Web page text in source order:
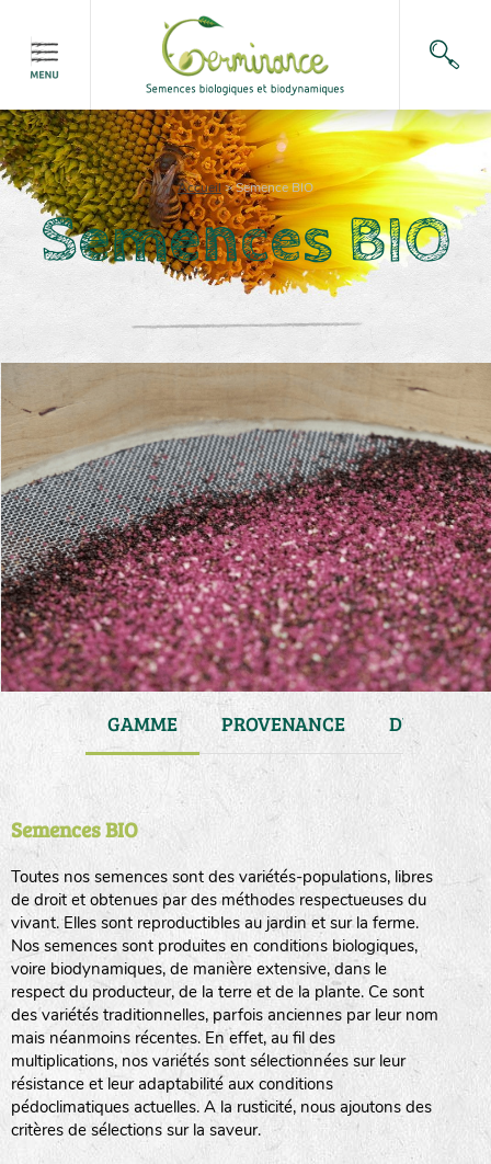
Accueil>Semence BIO
Semences BIO
GAMME PROVENANCE DURÉE DE
Semences BIO
Toutes nos semences sont des variétés-populations, libres
de droit et obtenues par des méthodes respectueuses du
vivant. Elles sont reproductibles au jardin et sur la ferme.
Nos semences sont produites en conditions biologiques,
voire biodynamiques, de manière extensive, dans le
respect du producteur, de la terre et de la plante. Ce sont
des variétés traditionnelles, parfois anciennes par leur nom
mais néanmoins récentes. En effet, au fil des
multiplications, nos variétés sont sélectionnées sur leur
résistance et leur adaptabilité aux conditions
pédoclimatiques actuelles. A la rusticité, nous ajoutons des
critères de sélections sur la saveur.
haies
zone sauvage